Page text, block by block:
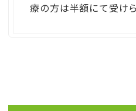
療の方は半額にて受け